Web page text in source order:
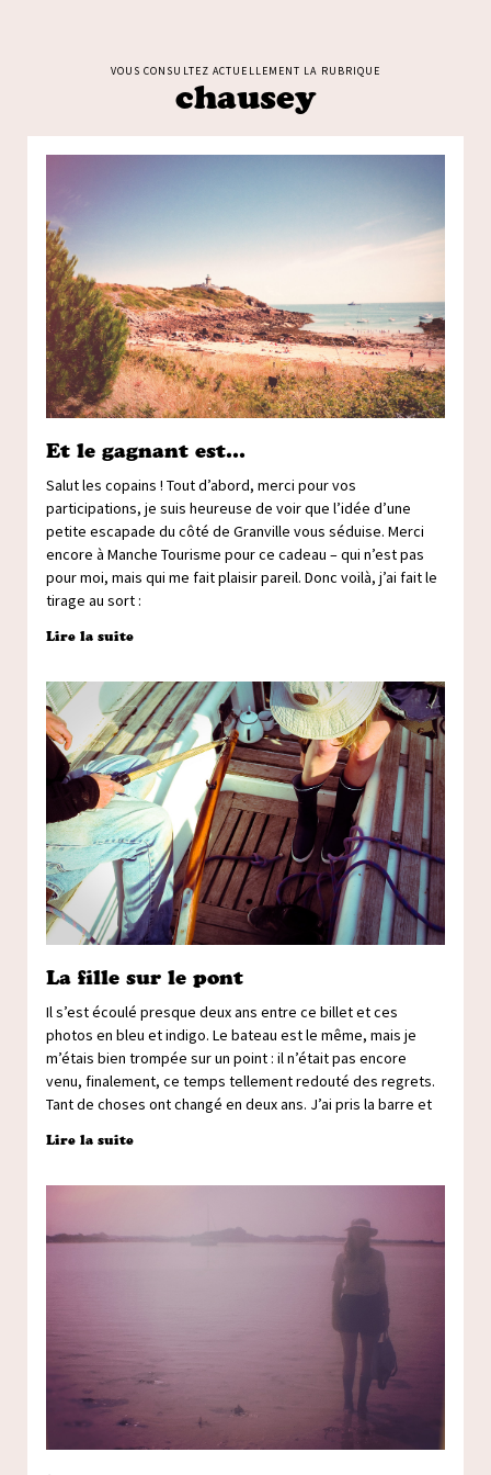
VOUS CONSULTEZ ACTUELLEMENT LA RUBRIQUE
chausey
Et le gagnant est…
Salut les copains ! Tout d’abord, merci pour vos
participations, je suis heureuse de voir que l’idée d’une
petite escapade du côté de Granville vous séduise. Merci
encore à Manche Tourisme pour ce cadeau – qui n’est pas
pour moi, mais qui me fait plaisir pareil. Donc voilà, j’ai fait le
tirage au sort :
Lire la suite
La fille sur le pont
Il s’est écoulé presque deux ans entre ce billet et ces
photos en bleu et indigo. Le bateau est le même, mais je
m’étais bien trompée sur un point : il n’était pas encore
venu, finalement, ce temps tellement redouté des regrets.
Tant de choses ont changé en deux ans. J’ai pris la barre et
Lire la suite